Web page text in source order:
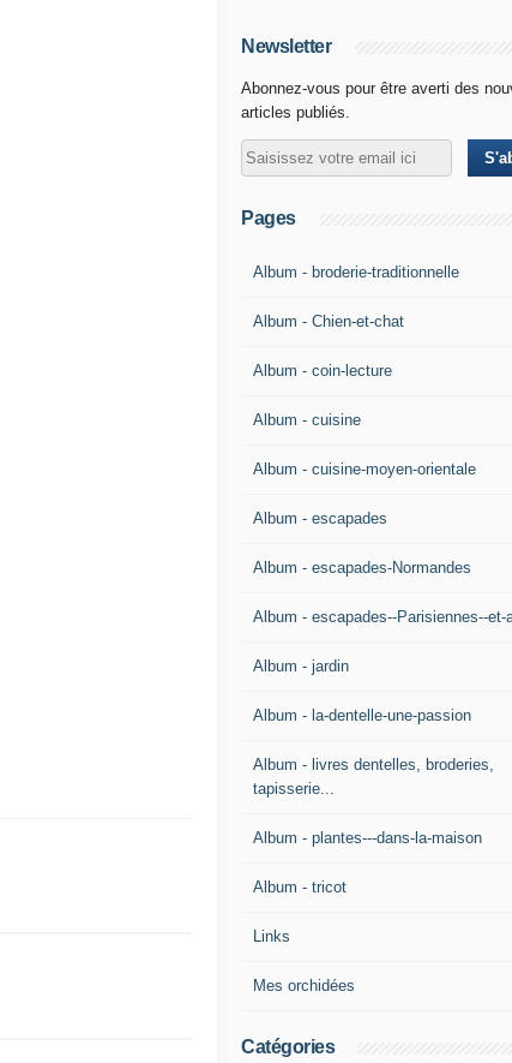
Newsletter
Abonnez-vous pour être averti des
articles publiés.
Pages
Album - broderie-traditionnelle
Album - Chien-et-chat
Album - coin-lecture
Album - cuisine
Album - cuisine-moyen-orientale
Album - escapades
Album - escapades-Normandes
Album - escapades--Parisiennes--et-
Album - jardin
Album - la-dentelle-une-passion
Album - livres dentelles, broderies,
tapisserie...
Album - plantes---dans-la-maison
Album - tricot
Links
Mes orchidées
Catégories